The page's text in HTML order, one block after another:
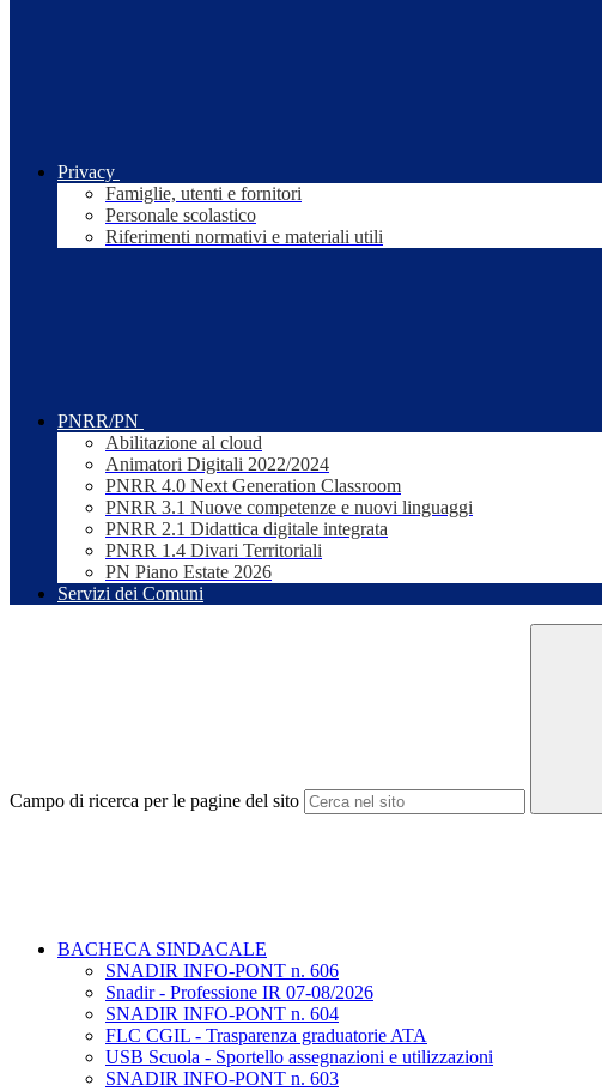
Privacy
Famiglie, utenti e fornitori
Personale scolastico
Riferimenti normativi e materiali utili
PNRR/PN
Abilitazione al cloud
Animatori Digitali 2022/2024
PNRR 4.0 Next Generation Classroom
PNRR 3.1 Nuove competenze e nuovi linguaggi
PNRR 2.1 Didattica digitale integrata
PNRR 1.4 Divari Territoriali
PN Piano Estate 2026
Servizi dei Comuni
Campo di ricerca per le pagine del sito
BACHECA SINDACALE
SNADIR INFO-PONT n. 606
Snadir - Professione IR 07-08/2026
SNADIR INFO-PONT n. 604
FLC CGIL - Trasparenza graduatorie ATA
USB Scuola - Sportello assegnazioni e utilizzazioni
SNADIR INFO-PONT n. 603